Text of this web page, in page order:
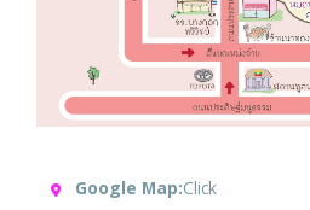
Google Map:Click